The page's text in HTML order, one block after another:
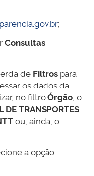
;
Consultas
de Filtros para
os dados da
no filtroÓrgão , o
DE TRANSPORTES
ou, ainda, o
a opção